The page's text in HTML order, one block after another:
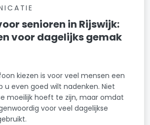
senioren in Rijswijk:
voor dagelijks gemak
kiezen is voor veel mensen een
even goed wilt nadenken. Niet
moeilijk hoeft te zijn, maar omdat
voor veel dagelijkse